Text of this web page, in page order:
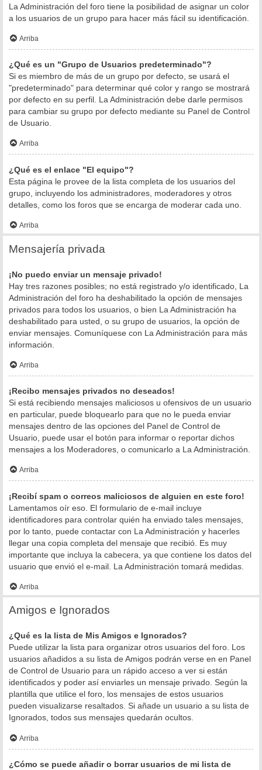
La Administración del foro tiene la posibilidad de asignar un color
a los usuarios de un grupo para hacer más fácil su identificación.
Arriba
¿Qué es un "Grupo de Usuarios predeterminado"?
Si es miembro de más de un grupo por defecto, se usará el
"predeterminado" para determinar qué color y rango se mostrará
por defecto en su perfil. La Administración debe darle permisos
para cambiar su grupo por defecto mediante su Panel de Control
de Usuario.
Arriba
¿Qué es el enlace "El equipo"?
Esta página le provee de la lista completa de los usuarios del
grupo, incluyendo los administradores, moderadores y otros
detalles, como los foros que se encarga de moderar cada uno.
Arriba
Mensajería privada
¡No puedo enviar un mensaje privado!
Hay tres razones posibles; no está registrado y/o identificado, La
Administración del foro ha deshabilitado la opción de mensajes
privados para todos los usuarios, o bien La Administración ha
deshabilitado para usted, o su grupo de usuarios, la opción de
enviar mensajes. Comuníquese con La Administración para más
información.
Arriba
¡Recibo mensajes privados no deseados!
Si está recibiendo mensajes maliciosos u ofensivos de un usuario
en particular, puede bloquearlo para que no le pueda enviar
mensajes dentro de las opciones del Panel de Control de
Usuario, puede usar el botón para informar o reportar dichos
mensajes a los Moderadores, o comunicarlo a La Administración.
Arriba
¡Recibí spam o correos maliciosos de alguien en este foro!
Lamentamos oír eso. El formulario de e-mail incluye
identificadores para controlar quién ha enviado tales mensajes,
por lo tanto, puede contactar con La Administración y hacerles
llegar una copia completa del mensaje que recibió. Es muy
importante que incluya la cabecera, ya que contiene los datos del
usuario que envió el e-mail. La Administración tomará medidas.
Arriba
Amigos e Ignorados
¿Qué es la lista de Mis Amigos e Ignorados?
Puede utilizar la lista para organizar otros usuarios del foro. Los
usuarios añadidos a su lista de Amigos podrán verse en en Panel
de Control de Usuario para un rápido acceso a ver si están
identificados y poder así enviarles un mensaje privado. Según la
plantilla que utilice el foro, los mensajes de estos usuarios
pueden visualizarse resaltados. Si añade un usuario a su lista de
Ignorados, todos sus mensajes quedarán ocultos.
Arriba
¿Cómo se puede añadir o borrar usuarios de mi lista de